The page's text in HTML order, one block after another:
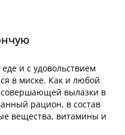
и с удовольствием
в миске. Как и любой
совершающей вылазки в
рацион, в состав
вещества, витамины и